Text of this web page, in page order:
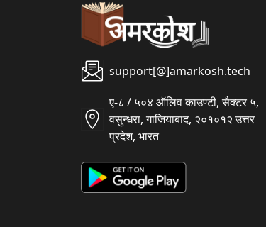
support[@]amarkosh.tech
ए-८ / ५०४ ऑलिव काउण्टी, सैक्टर ५,
वसुन्धरा, गाजियाबाद, २०१०१२ उत्तर
प्रदेश, भारत